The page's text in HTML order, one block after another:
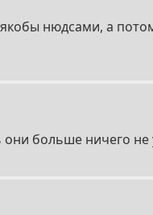
нюдсами, а
они больше ничего